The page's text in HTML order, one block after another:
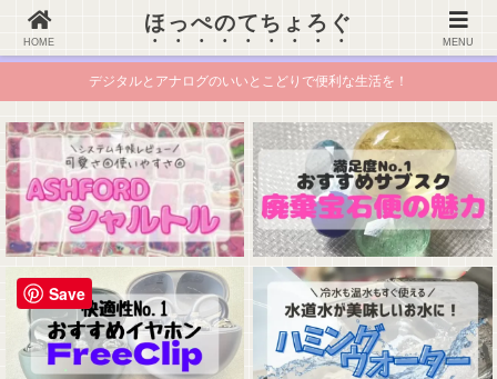
ほっぺのてちょろぐ
デジタルとアナログのいいとこどりで便利な生活を！
HOME
ほっぺのてちょろぐ
MENU
Save